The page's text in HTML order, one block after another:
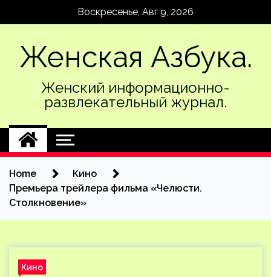
Воскресенье, Авг 9, 2026
Женская Азбука.
Женский информационно-
развлекательный журнал.
Home
Кино
Премьера трейлера фильма «Челюсти.
Столкновение»
Кино